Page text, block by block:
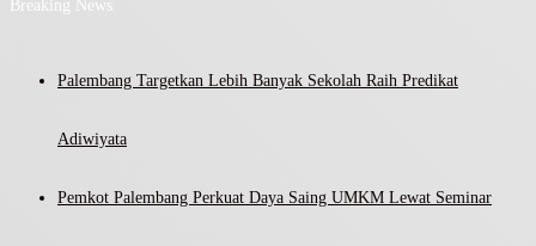
Breaking News
Palembang Targetkan Lebih Banyak Sekolah Raih Predikat
Adiwiyata
Pemkot Palembang Perkuat Daya Saing UMKM Lewat Seminar